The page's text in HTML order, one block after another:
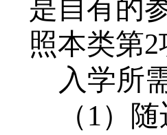
是自有的
照本类第2
入学所
（1）